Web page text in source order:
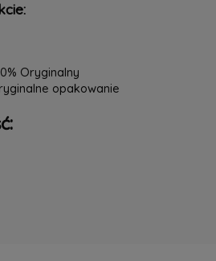
Oryginalny
opakowanie